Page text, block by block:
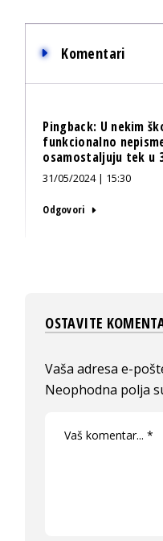
Komentari
Pingback: U nekim
funkcionalno
osamostaljuju tek u
31/05/2024 | 15:30
Odgovori
OSTAVITE
Vaša adresa e-
Neophodna polja